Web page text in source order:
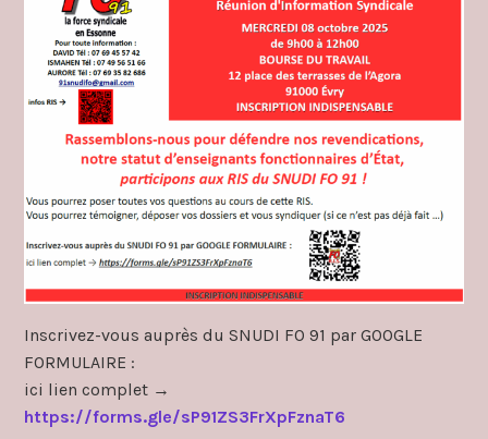
syndicale
Inscrivez-vous auprès du SNUDI FO 91 par GOOGLE
FORMULAIRE :
ici lien complet →
https://forms.gle/sP91ZS3FrXpFznaT6